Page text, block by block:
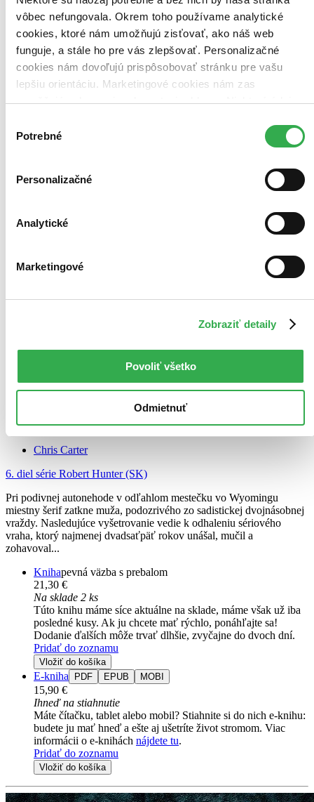
vôbec nefungovala. Okrem toho používame analytické
cookies, ktoré nám umožňujú zisťovať, ako náš web
funguje, a stále ho pre vás zlepšovať. Personalizačné
cookies nám dovoľujú prispôsobovať stránku pre vašu
lepšiu orientáciu. Marketingové cookies nám zas
umožňujú zobrazenie relevantnej reklamy. Niektoré údaje
keby sme mohli používať všetky tieto cookies. Ďakujeme!
súhlasu
Potrebné
Personalizačné
Analytické
Marketingové
Zobraziť detaily
Povoliť všetko
Odmietnuť
Netvor
Chris Carter
6. diel série Robert Hunter (SK)
Pri podivnej autonehode v odľahlom mestečku vo Wyomingu
miestny šerif zatkne muža, podozrivého zo sadistickej dvojnásobnej
vraždy. Nasledujúce vyšetrovanie vedie k odhaleniu sériového
vraha, ktorý najmenej dvadsaťpäť rokov unášal, mučil a
zohavoval...
Knihapevná väzba s prebalom
21,30 €
Na sklade 2 ks
Túto knihu máme síce aktuálne na sklade, máme však už iba
posledné kusy. Ak ju chcete mať rýchlo, ponáhľajte sa!
Dodanie ďalších môže trvať dlhšie, zvyčajne do dvoch dní.
Pridať do zoznamu
Vložiť do košíka
E-kniha PDF EPUB MOBI
15,90 €
Ihneď na stiahnutie
Máte čítačku, tablet alebo mobil? Stiahnite si do nich e-knihu:
budete ju mať hneď a ešte aj ušetríte život stromom. Viac
informácii o e-knihách nájdete tu.
Pridať do zoznamu
Vložiť do košíka